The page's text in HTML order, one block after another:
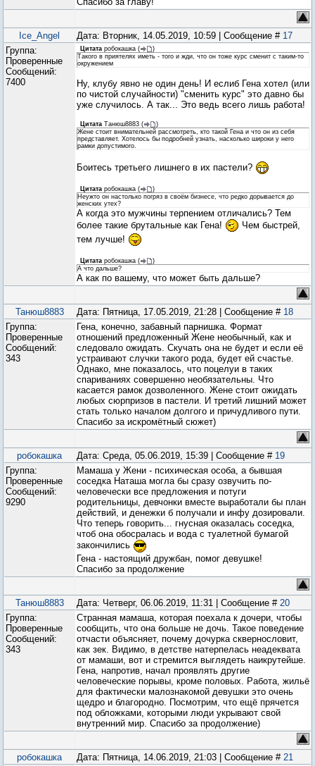
Ice_Angel Дата: Вторник, 14.05.2019, 10:59 | Сообщение # 17
Группа:
Проверенные
Сообщений:
7400
Цитата робокашка (
)
Такого в приятелях иметь - того и жди, что он тоже курс сменит с таким-то
окружением
Ну, клубу явно не один день! И еслиб Гена хотел (или
по чистой случайности) "сменить курс" это давно бы
уже случилось. А так... Это ведь всего лишь работа!
Цитата Танюш8883 (
)
Жене стоит внимательней рассмотреть, кто такой Гена и что он из себя
представляет. Хотелось бы подробней узнать, насколько широки у него
рамки допустимого.
Боитесь третьего лишнего в их пастели?
Цитата робокашка (
)
Неужто он настолько погряз в своём бизнесе, что редко дорывается до
женских утех?
А когда это мужчины терпением отличались? Тем
более такие брутальные как Гена!
Чем быстрей,
тем лучше!
Цитата робокашка (
)
А что дальше?
А как по вашему, что может быть дальше?
Танюш8883 Дата: Пятница, 17.05.2019, 21:28 | Сообщение # 18
Группа:
Проверенные
Сообщений:
343
Гена, конечно, забавный парнишка. Формат
отношений предложенный Жене необычный, как и
следовало ожидать. Скучать она не будет и если её
устраивают случки такого рода, будет ей счастье.
Однако, мне показалось, что поцелуи в таких
спариваниях совершенно необязательны. Что
касается рамок дозволенного. Жене стоит ожидать
любых сюрпризов в пастели. И третий лишний может
стать только началом долгого и причудливого пути.
Спасибо за искромётный сюжет)
робокашка Дата: Среда, 05.06.2019, 15:39 | Сообщение # 19
Группа:
Проверенные
Сообщений:
9290
Мамаша у Жени - психическая особа, а бывшая
соседка Наташа могла бы сразу озвучить по-
человечески все предложения и потуги
родительницы, девчонки вместе выработали бы план
действий, и денежки б получали и инфу дозировали.
Что теперь говорить... гнусная оказалась соседка,
чтоб она обосралась и вода с туалетной бумагой
закончились
Гена - настоящий дружбан, помог девушке!
Спасибо за продолжение
Танюш8883 Дата: Четверг, 06.06.2019, 11:31 | Сообщение # 20
Группа:
Проверенные
Сообщений:
343
Странная мамаша, которая поехала к дочери, чтобы
сообщить, что она больше не дочь. Такое поведение
отчасти объясняет, почему дочурка сквернословит,
как зек. Видимо, в детстве натерпелась неадеквата
от мамаши, вот и стремится выглядеть наикрутейше.
Гена, напротив, начал проявлять другие
человеческие порывы, кроме половых. Работа, жильё
для фактически малознакомой девушки это очень
щедро и благородно. Посмотрим, что ещё прячется
под обложками, которыми люди укрывают свой
внутренний мир. Спасибо за продолжение)
робокашка Дата: Пятница, 14.06.2019, 21:03 | Сообщение # 21